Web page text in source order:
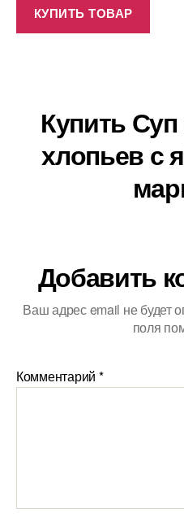
КУПИТЬ ТОВАР
Купить
хлопьев с
Добавить
Ваш адрес email не будет
поля
Комментарий *